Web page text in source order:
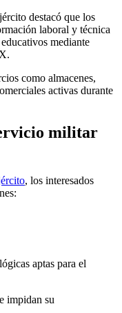
destacó que los
laboral y técnica
mediante
como almacenes,
activas durante
militar
, los interesados
aptas para el
impidan su